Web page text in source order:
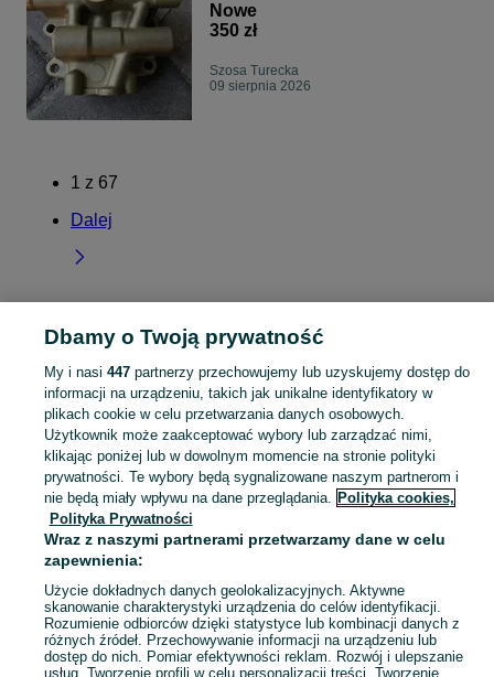
Nowe
350 zł
Szosa Turecka
09 sierpnia 2026
1 z 67
Dalej
Strona główna Wielkopolskie Szosa Turecka
KATEGORIA
Zobacz
Mapa kategorii
Mapa miejscowości
Mapa ministron
Popularne wyszukiwania
Dbamy o Twoją prywatność
My i nasi 447partnerzy przechowujemy lub uzyskujemy dostęp do
informacji na urządzeniu, takich jak unikalne identyfikatory w
plikach cookie w celu przetwarzania danych osobowych.
Użytkownik może zaakceptować wybory lub zarządzać nimi,
klikając poniżej lub w dowolnym momencie na stronie polityki
prywatności. Te wybory będą sygnalizowane naszym partnerom i
nie będą miały wpływu na dane przeglądania. Polityka cookies,
Polityka Prywatności
Wraz z naszymi partnerami przetwarzamy dane w celu
zapewnienia:
Użycie dokładnych danych geolokalizacyjnych. Aktywne
skanowanie charakterystyki urządzenia do celów identyfikacji.
Rozumienie odbiorców dzięki statystyce lub kombinacji danych z
różnych źródeł. Przechowywanie informacji na urządzeniu lub
dostęp do nich. Pomiar efektywności reklam. Rozwój i ulepszanie
usług. Tworzenie profili w celu personalizacji treści. Tworzenie